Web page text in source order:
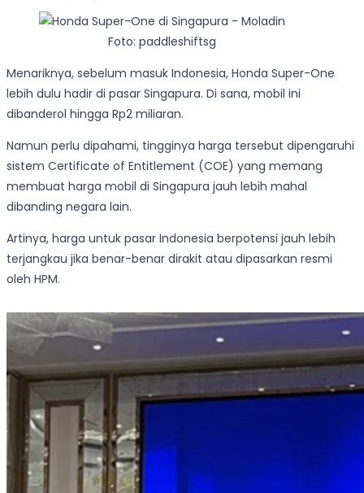
Foto: paddleshiftsg
Menariknya, sebelum masuk Indonesia, Honda Super-One
lebih dulu hadir di pasar Singapura. Di sana, mobil ini
dibanderol hingga Rp2 miliaran.
Namun perlu dipahami, tingginya harga tersebut dipengaruhi
sistem Certificate of Entitlement (COE) yang memang
membuat harga mobil di Singapura jauh lebih mahal
dibanding negara lain.
Artinya, harga untuk pasar Indonesia berpotensi jauh lebih
terjangkau jika benar-benar dirakit atau dipasarkan resmi
oleh HPM.